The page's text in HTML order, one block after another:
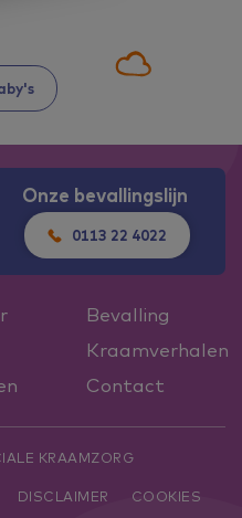
Onze bevallingslijn
0113 22 4022
Bevalling
Kraamverhalen
Contact
KRAAMZORG
DISCLAIMER COOKIES